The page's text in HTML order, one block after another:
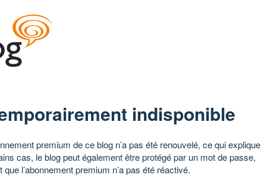
indisponible
premium de ce blog n’a pas été renouvelé, ce qui explique
cas, le blog peut également être protégé par un mot de passe,
l’abonnement premium n’a pas été réactivé.